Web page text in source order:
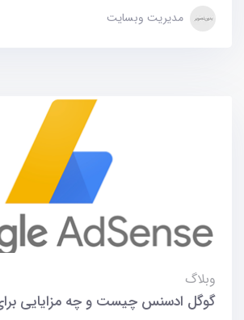
مدیریت وبسایت
وبلاگ
گوگل ادسنس چیست و چه مزایایی